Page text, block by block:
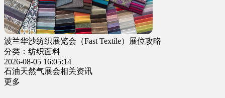
波兰华沙纺织展览会（Fast Textile）展位攻略
分类：纺织面料
2026-08-05 16:05:14
石油天然气展会相关资讯
更多